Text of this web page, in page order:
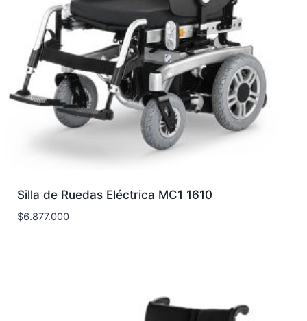
Silla de Ruedas Eléctrica MC1 1610
$6.877.000